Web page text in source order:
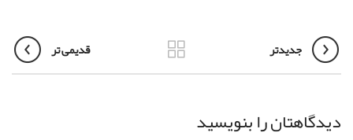
جدیدتر قدیمی تر
دیدگاهتان را بنویسید